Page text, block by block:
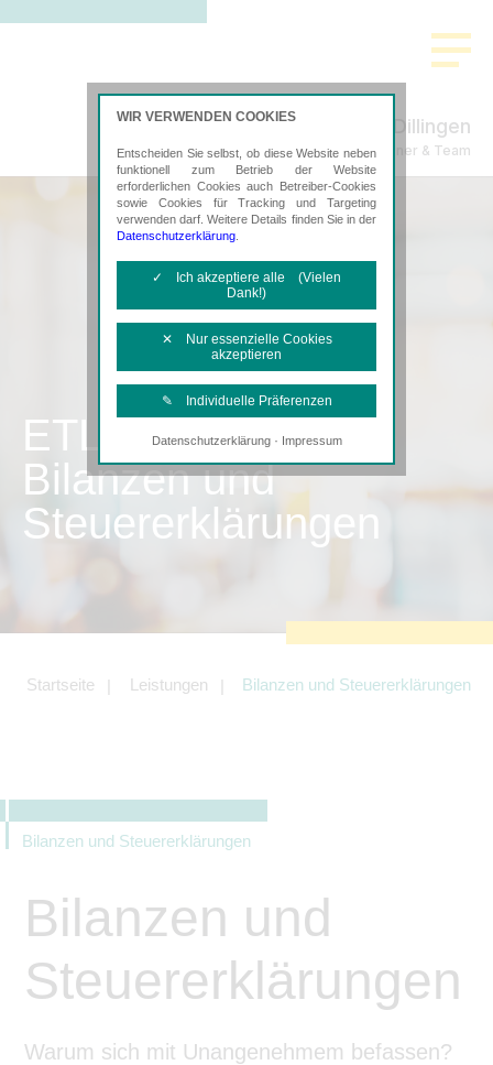
Dillingen
Steuerberatung Mayer, Wagner & Team
ETL
Bilanzen und
Steuererklärungen
Startseite Leistungen Bilanzen und Steuererklärungen
Bilanzen und Steuererklärungen
Bilanzen und
Steuererklärungen
Warum sich mit Unangenehmem befassen?
WIR VERWENDEN COOKIES
Entscheiden Sie selbst, ob diese Website neben
funktionell zum Betrieb der Website
erforderlichen Cookies auch Betreiber-Cookies
sowie Cookies für Tracking und Targeting
verwenden darf. Weitere Details finden Sie in der
Datenschutzerklärung
✓ Ich akzeptiere alle (Vielen
Dank!)
✕ Nur essenzielle Cookies
akzeptieren
✎ Individuelle Präferenzen
Notwendige Cookies
Diese Cookies sind erforderlich, um die
grundlegende Funktionalität der Website
Tracking- und Targeting-Cookies
Angebotes einschließlich der
Angeboten von z.B. Facebook und
LinkedIn.
können.
Datenschutzerklärung· Impressum